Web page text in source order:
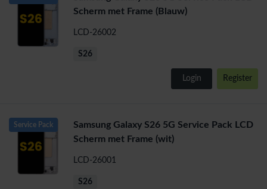
Scherm met Frame (Blauw)
LCD-26002
S26
Login Register
Service Pack
Samsung Galaxy S26 5G Service Pack LCD
Scherm met Frame (wit)
LCD-26001
S26